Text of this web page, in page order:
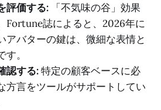
評価する: 「不気味の谷」効果
Fortune誌によると、2026年に
アバターの鍵は、微細な表情と
。
認する:特定の顧客ベースに必
方言をツールがサポートしてい